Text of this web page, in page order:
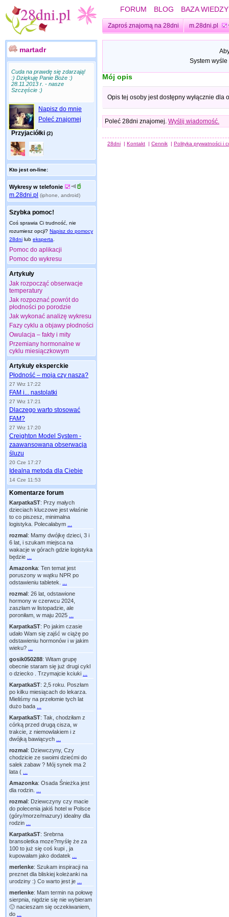
FORUM BLOG BAZA WIEDZY
Zaproś znajomą na 28dni m.28dni.pl
martadr
Cuda na prawdę się zdarzają!
:) Dziękuję Panie Boże :)
28.11.2013 r. - nasze
Szczęście :)
Napisz do mnie
Poleć znajomej
Przyjaciółki (2)
Kto jest on-line:
Wykresy w telefonie
m.28dni.pl (iphone, android)
Szybka pomoc!
Coś sprawia Ci trudność, nie
rozumiesz opcji? Napisz do pomocy
28dni lub eksperta
Pomoc do aplikacji
Pomoc do wykresu
Artykuły
Jak rozpocząć obserwacje
temperatury
Jak rozpoznać powrót do
płodności po porodzie
Jak wykonać analizę wykresu
Fazy cyklu a objawy płodności
Owulacja – fakty i mity
Przemiany hormonalne w
cyklu miesiączkowym
Artykuły eksperckie
Płodność – moja czy nasza?
27 Wrz 17:22
FAM i... nastolatki
27 Wrz 17:21
Dlaczego warto stosować
FAM?
27 Wrz 17:20
Creighton Model System -
zaawansowana obserwacja
śluzu
20 Cze 17:27
Idealna metoda dla Ciebie
14 Cze 11:53
Komentarze forum
KarpatkaST: Przy małych
dzieciach kluczowe jest właśnie
to co piszesz, minimalna
logistyka. Polecałabym
rozmal: Mamy dwójkę dzieci, 3 i
6 lat, i szukam miejsca na
wakacje w górach gdzie logistyka
będzie
Amazonka: Ten temat jest
poruszony w wątku NPR po
odstawieniu tabletek.
rozmal: 26 lat, odstawione
hormony w czerwcu 2024,
zaszłam w listopadzie, ale
poroniłam, w maju 2025
KarpatkaST: Po jakim czasie
udało Wam się zajść w ciążę po
odstawieniu hormonów i w jakim
wieku?
gosik050288: Witam grupę
obecnie staram się już drugi cykl
o dziecko . Trzymajcie kciuki
KarpatkaST: 2,5 roku. Poszłam
po kilku miesiącach do lekarza.
Mieliśmy na przełomie tych lat
dużo bada
KarpatkaST: Tak, chodziłam z
córką przed drugą cisza, w
trakcie, z niemowlakiem i z
dwójką bawiących
rozmal: Dziewczyny, Czy
chodzicie ze swoimi dziećmi do
salek zabaw ? Mój synek ma 2
lata (
Amazonka: Osada Śnieżka jest
dla rodzin.
rozmal: Dziewczyny czy macie
do polecenia jakiś hotel w Polsce
(góry/morze/mazury) idealny dla
rodzin
KarpatkaST: Srebrna
bransoletka moze?myślę że za
100 to już się coś kupi , ja
kupowałam jako dodatek
merlenke: Szukam inspiracji na
preznet dla bliskiej koleżanki na
urodziny :) Co warto jest je
merlenke: Mam termin na połowę
sierpnia, nigdzie się nie wybieram
🙂 nacieszam się oczekiwaniem,
do
System
Mój opis
Opis tej osoby jest dostępny wyłącznie dla
Poleć 28dni znajomej. Wyślij wiadomość.
28dni | Kontakt | Cennik | Polityka prywatności i